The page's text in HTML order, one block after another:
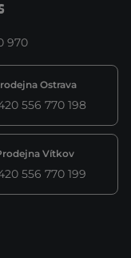
970
Ostrava
556 770 198
Vítkov
556 770 199